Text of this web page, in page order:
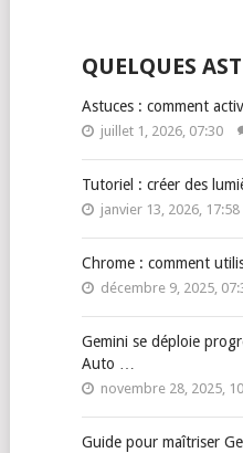
QUELQUES
Astuces : comment
juillet 1, 2026, 07:30
Tutoriel : créer des
janvier 13, 2026, 17:58
Chrome : comment
décembre 9, 2025,
Gemini se déploie
Auto …
novembre 28, 2025,
Guide pour maîtriser